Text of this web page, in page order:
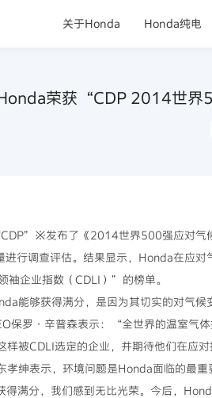
关于Honda Honda纯电
荣获“CDP 2014世界
发布了《2014世界500强应对气
进行调查评估。结果显示，Honda在应
袖企业指数（CDLI）”的榜单。
能够获得满分，是因为其切实的对气
保罗·辛普森表示：“全世界的温室气体
样被CDLI选定的企业，并期待他们在应
孝绅表示，环境问题是Honda面临的最
得满分，我们感到无比光荣。今后，